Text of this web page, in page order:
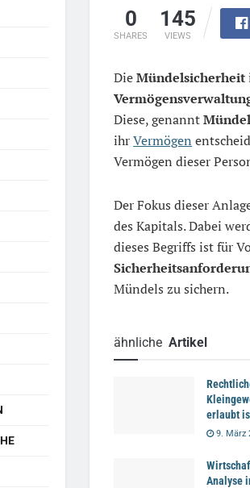
0
SHARES
145
VIEWS
DieMündelsicherheit
Diese, genanntMündel
ihrVermögen
Vermögen dieser
Der Fokus dieser
des Kapitals. Dabei
dieses Begriffs ist für
Mündels zu sichern.
ähnliche Artikel
erlaubt
9. März
Analyse